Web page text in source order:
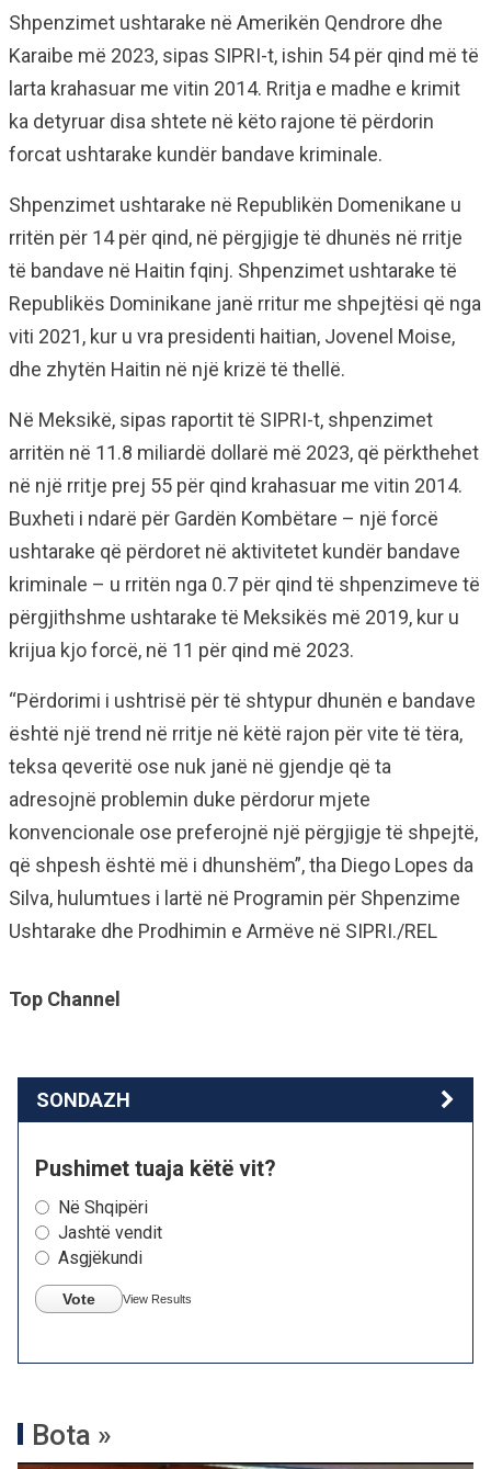
Shpenzimet ushtarake në Amerikën Qendrore dhe
Karaibe më 2023, sipas SIPRI-t, ishin 54 për qind më të
larta krahasuar me vitin 2014. Rritja e madhe e krimit
ka detyruar disa shtete në këto rajone të përdorin
forcat ushtarake kundër bandave kriminale.
Shpenzimet ushtarake në Republikën Domenikane u
rritën për 14 për qind, në përgjigje të dhunës në rritje
të bandave në Haitin fqinj. Shpenzimet ushtarake të
Republikës Dominikane janë rritur me shpejtësi që nga
viti 2021, kur u vra presidenti haitian, Jovenel Moise,
dhe zhytën Haitin në një krizë të thellë.
Në Meksikë, sipas raportit të SIPRI-t, shpenzimet
arritën në 11.8 miliardë dollarë më 2023, që përkthehet
në një rritje prej 55 për qind krahasuar me vitin 2014.
Buxheti i ndarë për Gardën Kombëtare – një forcë
ushtarake që përdoret në aktivitetet kundër bandave
kriminale – u rritën nga 0.7 për qind të shpenzimeve të
përgjithshme ushtarake të Meksikës më 2019, kur u
krijua kjo forcë, në 11 për qind më 2023.
“Përdorimi i ushtrisë për të shtypur dhunën e bandave
është një trend në rritje në këtë rajon për vite të tëra,
teksa qeveritë ose nuk janë në gjendje që ta
adresojnë problemin duke përdorur mjete
konvencionale ose preferojnë një përgjigje të shpejtë,
që shpesh është më i dhunshëm”, tha Diego Lopes da
Silva, hulumtues i lartë në Programin për Shpenzime
Ushtarake dhe Prodhimin e Armëve në SIPRI./REL
Top Channel
SONDAZH
Pushimet tuaja këtë vit?
Në Shqipëri
Jashtë vendit
Asgjëkundi
Vote View Results
Bota »